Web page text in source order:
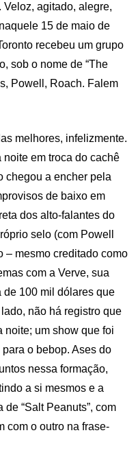
agitado, alegre,
15 de maio de
recebeu um grupo
sob o nome de “The
Powell, Roach. Falem
melhores, infelizmente.
noite em troca do cachê
chegou a encher pela
de baixo em
dos alto-falantes do
selo (com Powell
– mesmo creditado como
com a Verve, sua
de 100 mil dólares que
não há registro que
noite; um show que foi
o bebop. Ases do
nessa formação,
a si mesmos e a
“Salt Peanuts”, com
com o outro na frase-